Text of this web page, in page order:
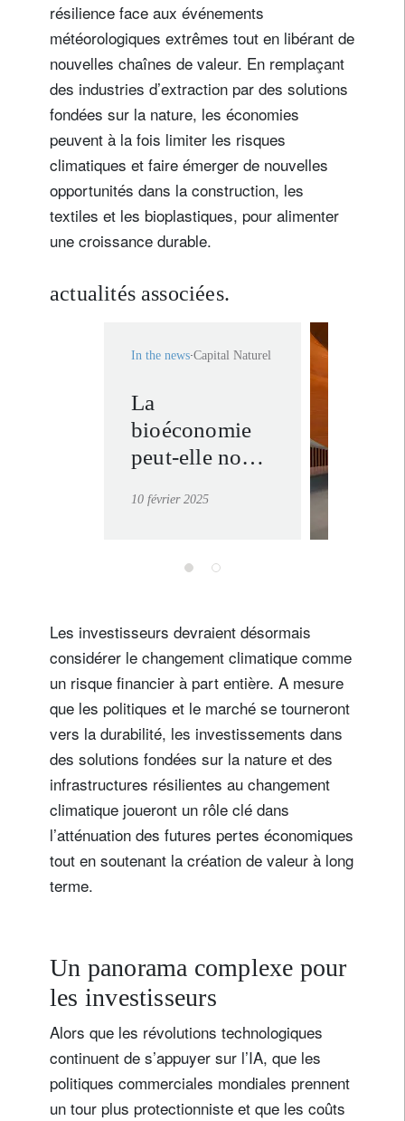
résilience face aux événements
météorologiques extrêmes tout en libérant de
nouvelles chaînes de valeur. En remplaçant
des industries d’extraction par des solutions
fondées sur la nature, les économies
peuvent à la fois limiter les risques
climatiques et faire émerger de nouvelles
opportunités dans la construction, les
textiles et les bioplastiques, pour alimenter
une croissance durable.
actualités associées.
In the news Capital Naturel
La
bioéconomie
peut-elle nous
l’Amazonie de
déforestation ?
10 février 2025
Les investisseurs devraient désormais
considérer le changement climatique comme
un risque financier à part entière. A mesure
que les politiques et le marché se tourneront
vers la durabilité, les investissements dans
des solutions fondées sur la nature et des
infrastructures résilientes au changement
climatique joueront un rôle clé dans
l’atténuation des futures pertes économiques
tout en soutenant la création de valeur à long
terme.
Un panorama complexe pour
les investisseurs
Alors que les révolutions technologiques
continuent de s’appuyer sur l’IA, que les
politiques commerciales mondiales prennent
un tour plus protectionniste et que les coûts